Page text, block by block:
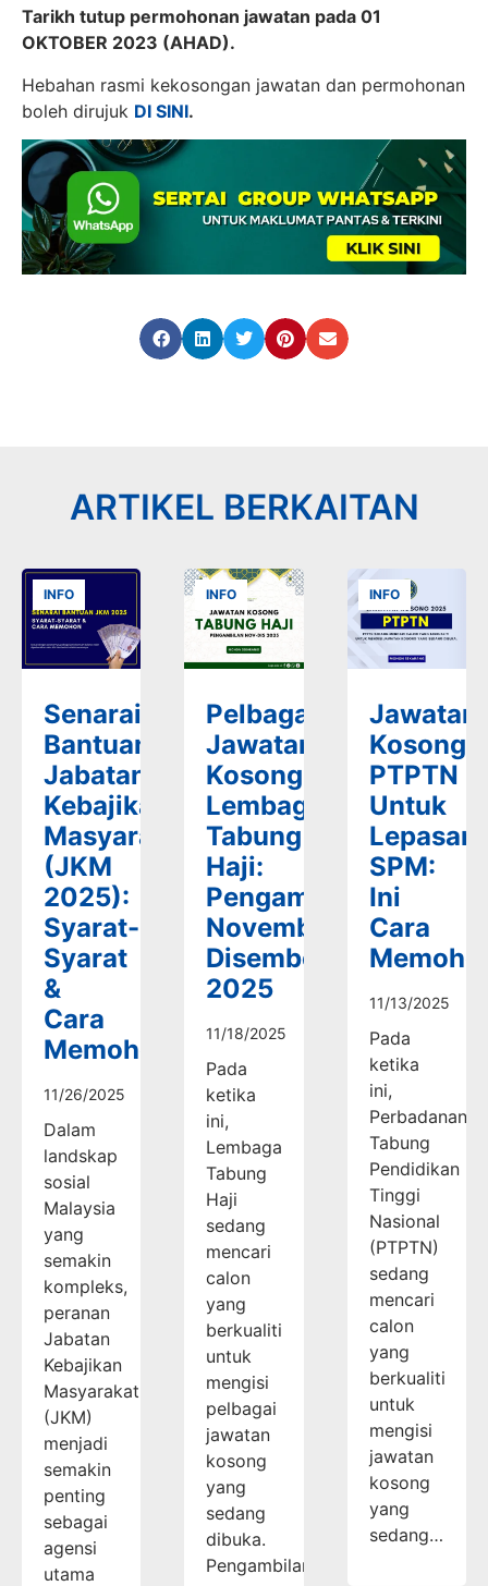
Tarikh tutup permohonan jawatan pada 01
OKTOBER 2023 (AHAD).
Hebahan rasmi kekosongan jawatan dan permohonan
boleh dirujuk DI SINI.
ARTIKEL BERKAITAN
INFO
Senarai
Bantuan
Jabatan
Kebajikan
Masyarakat
(JKM
2025):
Syarat-
Syarat
&
Cara
Memohon
11/26/2025
Dalam
landskap
sosial
Malaysia
yang
semakin
kompleks,
peranan
Jabatan
Kebajikan
Masyarakat
(JKM)
menjadi
semakin
penting
sebagai
agensi
utama
INFO
Pelbagai
Jawatan
Kosong
Lembaga
Tabung
Haji:
Pengambilan
November-
Disember
2025
11/18/2025
Pada
ketika
ini,
Lembaga
Tabung
Haji
sedang
mencari
calon
yang
berkualiti
untuk
mengisi
pelbagai
jawatan
kosong
yang
sedang
dibuka.
Pengambilan…
INFO
Jawatan
Kosong
PTPTN
Untuk
Lepasan
SPM:
Ini
Cara
11/13/2025
Pada
ketika
ini,
Perbadanan
Tabung
Pendidikan
Tinggi
Nasional
(PTPTN)
sedang
mencari
calon
yang
berkualiti
untuk
mengisi
jawatan
kosong
yang
sedang…